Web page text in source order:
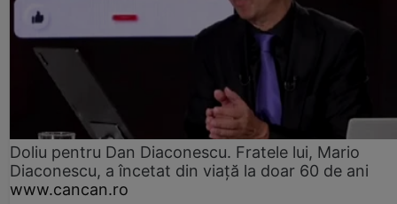
Doliu pentru Dan Diaconescu. Fratele lui, Mario
Diaconescu, a încetat din viață la doar 60 de ani
www.cancan.ro